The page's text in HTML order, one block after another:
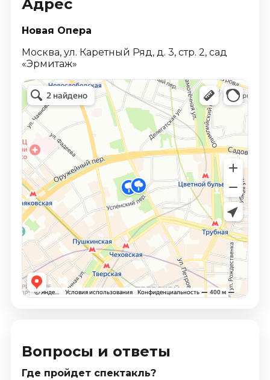
Адрес
Новая Опера
Москва, ул. Каретный Ряд, д. 3, стр. 2, сад
«Эрмитаж»
Вопросы и ответы
Где пройдет спектакль?